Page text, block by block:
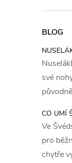
BLOG
své
CO UMÍ
Ve
pro
chytře